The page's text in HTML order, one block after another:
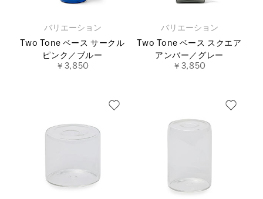
バリエーション
Two Tone ベース サークル
ピンク／ブルー
￥3,850
バリエーション
Two Tone ベース スクエア
アンバー／グレー
￥3,850